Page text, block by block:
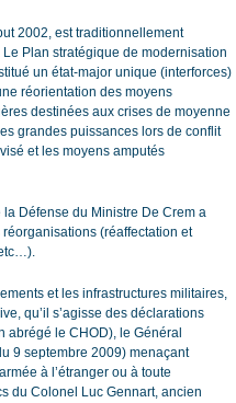
2002, est traditionnellement
Plan stratégique de modernisation
un état-major unique (interforces)
réorientation des moyens
destinées aux crises de moyenne
grandes puissances lors de conflit
et les moyens amputés
Défense du Ministre De Crem a
(réaffectation et
et les infrastructures militaires,
qu’il s’agisse des déclarations
abrégé le CHOD), le Général
9 septembre 2009) menaçant
à l’étranger ou à toute
du Colonel Luc Gennart, ancien